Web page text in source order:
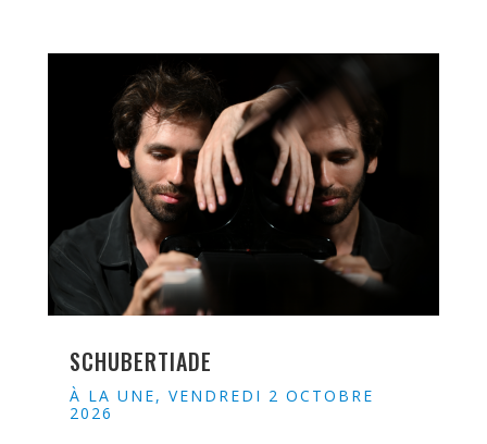
SCHUBERTIADE
À LA UNE, VENDREDI 2 OCTOBRE
2026